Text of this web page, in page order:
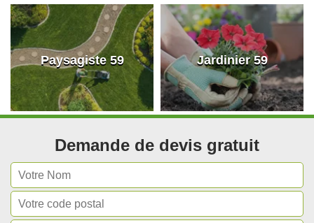
Paysagiste 59 Jardinier 59
Demande de devis gratuit